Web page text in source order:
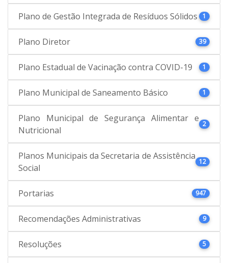
Plano de Gestão Integrada de Resíduos Sólidos 1
Plano Diretor 39
Plano Estadual de Vacinação contra COVID-19 1
Plano Municipal de Saneamento Básico 1
Plano Municipal de Segurança Alimentar e
Nutricional
2
Planos Municipais da Secretaria de Assistência
Social
12
Portarias 947
Recomendações Administrativas 9
Resoluções 5